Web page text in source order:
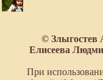
© Злыгостев
Елисеева
При